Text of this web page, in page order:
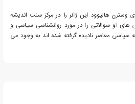
وسترن هالیوود این ژانر را در مرکز سنت اندیشه
او سوالاتی را در مورد روانشناسی سیاسی و
معاصر نادیده گرفته شده اند به وجود می